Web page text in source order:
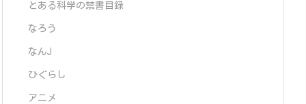
とある科学の禁書目録
なろう
なんJ
ひぐらし
アニメ